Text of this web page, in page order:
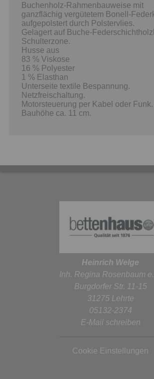
Buchenholz-Rahmenbauweise mit
ganzflächig vergütetem Bonell-
aufgepolstert durch Polstervlies.
Gelagert auf Buche-
Schulterzone.
Husse aus
83 % Viskose
16 % Polyester
1 % Elasthan
Unterseite textile Bespannung.
Netzfreischaltung.
Motorsteuerung per Kabel oder Funk.
Bauhöhe ca. 11 cm.
Heinrich Welge
Inh. Regina Rosenbaum
Burgdorfer Str. 11-15
31275 Lehrte
05132-2374
E-Mail schreiben
Cookie Einstellungen